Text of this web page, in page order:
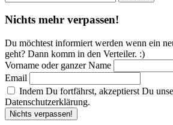
nach:
Nichts mehr verpassen!
Du möchtest informiert werden wenn ein
geht? Dann komm in den Verteiler. :)
Vorname oder ganzer Name
Email
Indem Du fortfährst, akzeptierst Du
Datenschutzerklärung.